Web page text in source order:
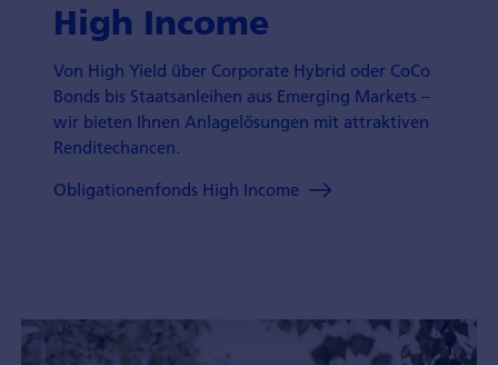
High Income
Von High Yield über Corporate Hybrid oder CoCo
Bonds bis Staatsanleihen aus Emerging Markets –
wir bieten Ihnen Anlagelösungen mit attraktiven
Renditechancen.
Obligationenfonds High Income